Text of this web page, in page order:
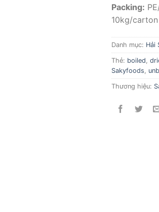
Packing:
10kg/
Danh mục: Hải
Thẻ: boiled
Sakyfoods
Thương hiệu: